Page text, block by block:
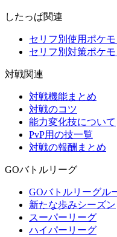
したっぱ関連
セリフ別使用ポケモ
セリフ別対策ポケモ
対戦関連
対戦機能まとめ
対戦のコツ
能力変化技について
PvP用の技一覧
対戦の報酬まとめ
GOバトルリーグ
GOバトルリーグル
新たな歩みシーズン
スーパーリーグ
ハイパーリーグ